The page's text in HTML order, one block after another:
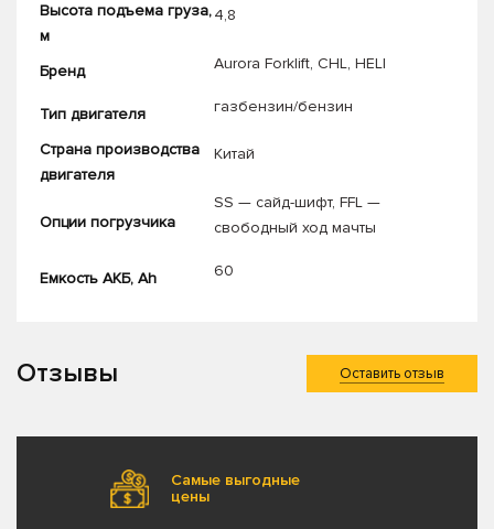
Высота подъема груза,
м
4,8
Бренд Aurora Forklift, CHL, HELI
Тип двигателя газбензин/бензин
Страна производства
двигателя
Китай
Опции погрузчика
SS — сайд-шифт, FFL —
свободный ход мачты
Емкость АКБ, Ah 60
Отзывы Оставить отзыв
Самые выгодные
цены